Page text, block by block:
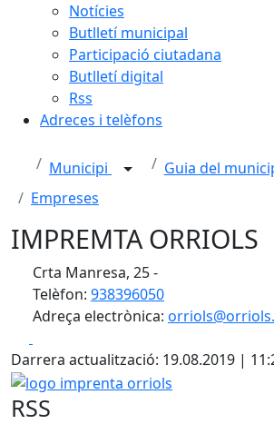
Notícies
Butlletí municipal
Participació ciutadana
Butlletí digital
Rss
Adreces i telèfons
Municipi
Guia del
Empreses
IMPREMTA ORRIOLS
Crta Manresa, 25 -
Telèfon: 938396050
Adreça electrònica:
Darrera actualització: 19.08.2019 |
logo imprenta orriols
RSS